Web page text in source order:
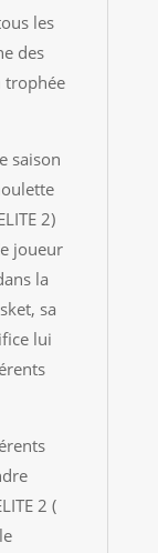
les
des
trophée
saison
2)
joueur
la
sa
lui
2 (